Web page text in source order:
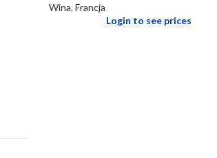
Wina, Francja
Login to see prices